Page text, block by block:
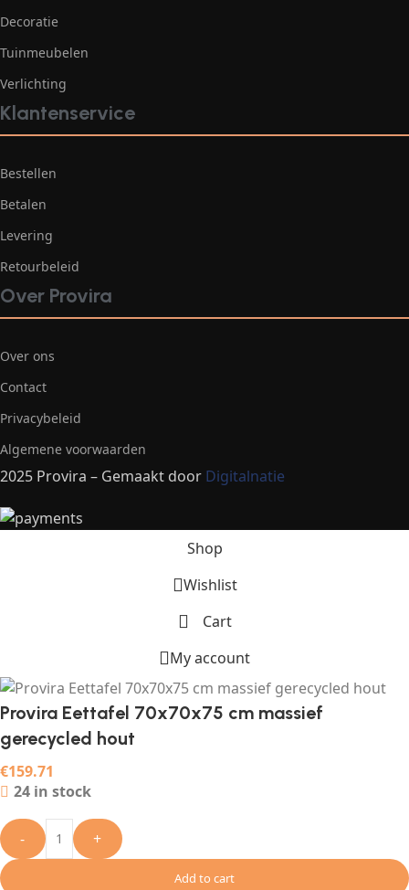
Decoratie
Tuinmeubelen
Verlichting
Klantenservice
Bestellen
Betalen
Levering
Retourbeleid
Over Provira
Over ons
Contact
Privacybeleid
Algemene voorwaarden
2025 Provira – Gemaakt door Digitalnatie
Shop
Wishlist
Cart
My account
Provira Eettafel 70x70x75 cm massief
gerecycled hout
€159.71
24 in stock
- +
Add to cart